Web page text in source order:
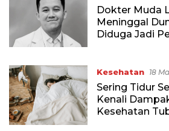
Dokter Muda
Meninggal
Diduga Jadi
Kesehatan 18
Sering Tidur
Kenali
Kesehatan